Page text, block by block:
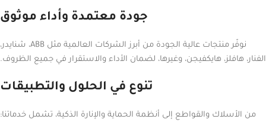
جودة معتمدة وأداء موثوق
نوفّر منتجات عالية الجودة من أبرز الشركات العالمية مثل ABB، شنايدر،
الفنار، هافلز، هايكفيجن، وغيرها، لضمان الأداء والاستقرار في جميع الظروف.
تنوع في الحلول والتطبيقات
من الأسلاك والقواطع إلى أنظمة الحماية والإنارة الذكية، تشمل خدماتنا: